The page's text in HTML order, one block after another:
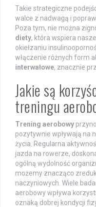
Takie strategiczne
walce z nadwagą i
Poza tym, nie można
diety, która wspiera
okiełzaniu
włączenie różnych form
interwałowe, znacznie
Jakie są
treningu
Trening aerobowy
pozytywnie wpływają na
życia. Regularna
jazda na rowerze,
ogólną wydolność
możemy znacząco
naczyniowych. Wiele
aerobowy wpływa
oznaką dobrej kondycji